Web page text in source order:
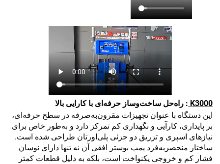
K3000 : راه‌حل ساخت‌وساز حرفه‌ای با کارایی بالا
این دستگاه با عنوان تجهیزات مقرون‌به‌صرفه در سطح حرفه‌ای،
بر پایداری، کارآیی و نگهداری کم تمرکز دارد و به‌طور خاص برای
نیازهای اسپری و تزریق دو جزئی پلی‌اورتان طراحی شده است.
ساختار منحصر‌به‌فرد پمپ بوستر افقی آن نه تنها دارای نوسان
فشار کم و خروجی یکنواخت است، بلکه به دلیل قطعات کمتر